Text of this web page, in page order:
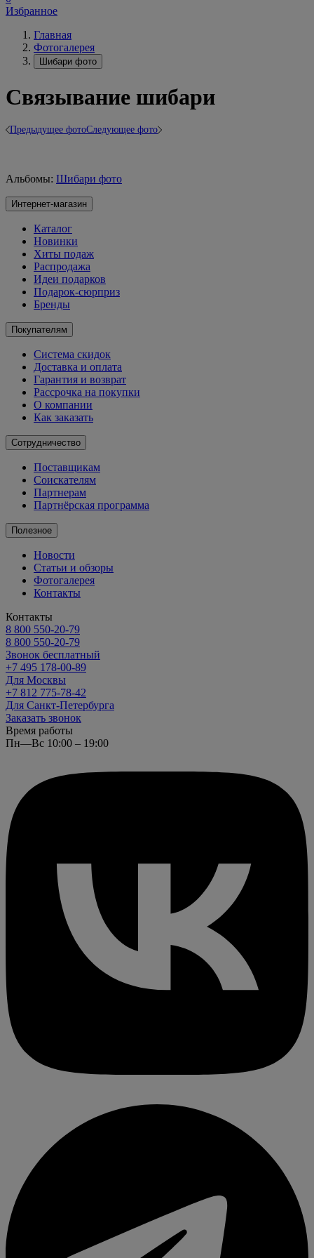
Избранное
Главная
Фотогалерея
Шибари фото
Связывание шибари
Предыдущее фотоСледующее фото
Альбомы: Шибари фото
Интернет-магазин
Каталог
Новинки
Хиты подаж
Распродажа
Идеи подарков
Подарок-сюрприз
Бренды
Покупателям
Система скидок
Доставка и оплата
Гарантия и возврат
Рассрочка на покупки
О компании
Как заказать
Сотрудничество
Поставщикам
Соискателям
Партнерам
Партнёрская программа
Полезное
Новости
Статьи и обзоры
Фотогалерея
Контакты
Контакты
8 800 550-20-79
8 800 550-20-79
Звонок бесплатный
+7 495 178-00-89
Для Москвы
+7 812 775-78-42
Для Санкт-Петербурга
Заказать звонок
Время работы
Пн—Вс 10:00 – 19:00